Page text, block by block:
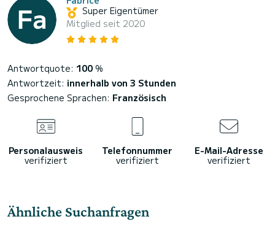
Super Eigentümer
Mitglied seit 2020
Antwortquote: 100 %
Antwortzeit: innerhalb von 3 Stunden
Gesprochene Sprachen: Französisch
Personalausweis
verifiziert
Telefonnummer
verifiziert
E-Mail-Adresse
verifiziert
Ähnliche Suchanfragen